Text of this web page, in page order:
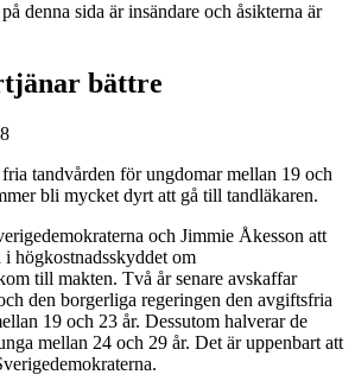
denna sida är insändare och åsikterna är
bättre
tandvården för ungdomar mellan 19 och
bli mycket dyrt att gå till tandläkaren.
och Jimmie Åkesson att
högkostnadsskyddet om
till makten. Två år senare avskaffar
den borgerliga regeringen den avgiftsfria
19 och 23 år. Dessutom halverar de
mellan 24 och 29 år. Det är uppenbart att